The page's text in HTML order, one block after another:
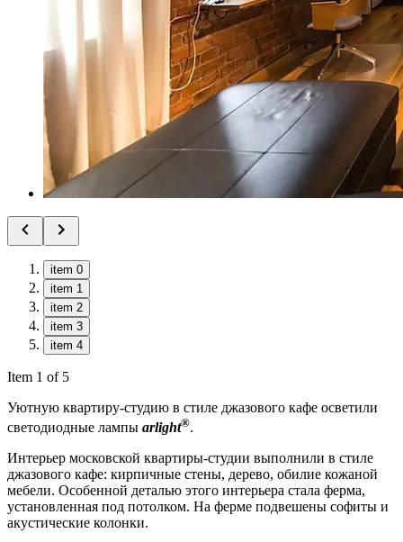
item 0
item 1
item 2
item 3
item 4
Item 1 of 5
Уютную квартиру-студию в стиле джазового кафе осветили
светодиодные лампы arlight®.
Интерьер московской квартиры-студии выполнили в стиле
джазового кафе: кирпичные стены, дерево, обилие кожаной
мебели. Особенной деталью этого интерьера стала ферма,
установленная под потолком. На ферме подвешены софиты и
акустические колонки.